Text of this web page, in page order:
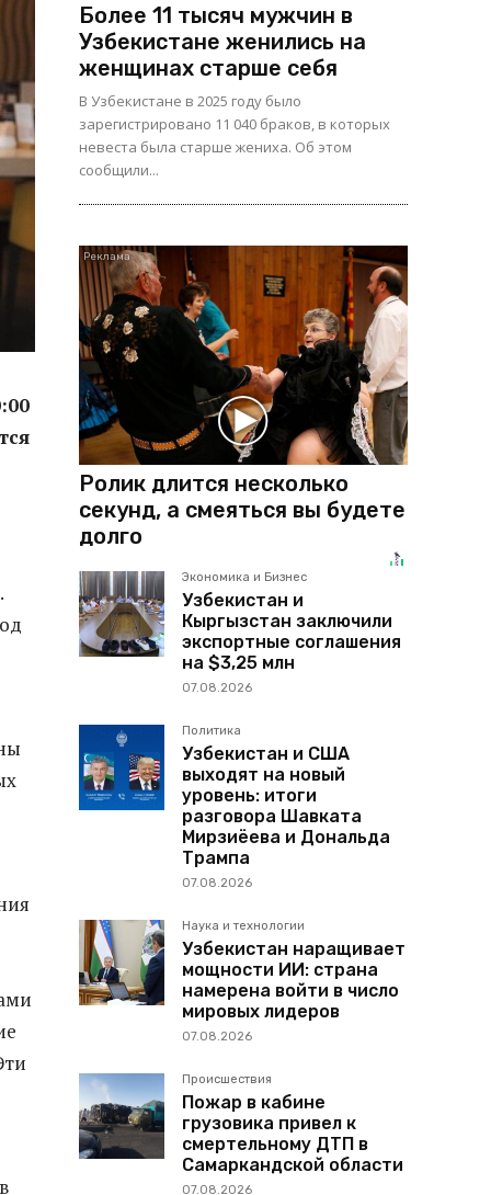
Более 11 тысяч мужчин в
Узбекистане женились на
женщинах старше себя
В Узбекистане в 2025 году было
зарегистрировано 11 040 браков, в которых
невеста была старше жениха. Об этом
сообщили...
Ролик длится несколько
секунд, а смеяться вы будете
долго
Экономика и Бизнес
Узбекистан и
Кыргызстан заключили
экспортные соглашения
на $3,25 млн
07.08.2026
Политика
Узбекистан и США
выходят на новый
уровень: итоги
разговора Шавката
Мирзиёева и Дональда
Трампа
07.08.2026
Наука и технологии
Узбекистан наращивает
мощности ИИ: страна
намерена войти в число
мировых лидеров
07.08.2026
Происшествия
Пожар в кабине
грузовика привел к
смертельному ДТП в
Самаркандской области
07.08.2026